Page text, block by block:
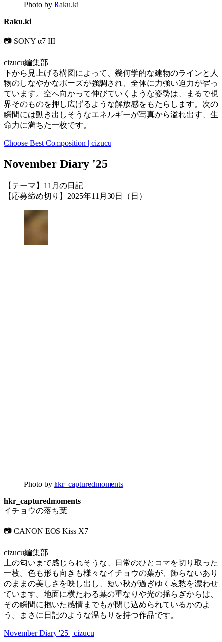
Photo by Raku.ki
Raku.ki
📷 SONY α7 III
cizucu編集部
下から見上げる構図によって、幾何学的な建物のラインと人
物のしなやかなポーズが強調され、全体に力強い迫力が宿っ
ています。空へ向かって伸びていくような姿勢は、まるで視
界そのものを押し広げるような解放感をもたらします。次の
瞬間には動き出しそうなエネルギーが写真から溢れ出す、生
命力に満ちた一枚です。
Choose Best Composition | cizucu
November Diary '25
【テーマ】11月の日記
【応募締め切り】2025年11月30日（日）
Photo by hkr_capturedmoments
hkr_capturedmoments
イチョウの落ち葉
📷 CANON EOS Kiss X7
cizucu編集部
土の匂いまで感じられそうな、日常のひとコマを切り取った
一枚。色も形も向きも様々なイチョウの葉が、飾らないあり
のままの美しさを映し出し、短い秋が過ぎゆく哀愁を漂わせ
ています。地面に横たわる葉の重なりや光の揺らぎからは、
その瞬間に抱いた感情までもが閉じ込められているかのよ
う。まさに日記のような温もりを持つ作品です。
November Diary '25 | cizucu